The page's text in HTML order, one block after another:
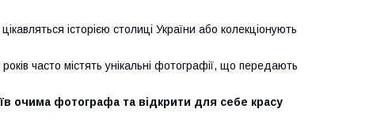
історією столиці України або колекціонують
часто містять унікальні фотографії, що передають
очима фотографа та відкрити для себе красу